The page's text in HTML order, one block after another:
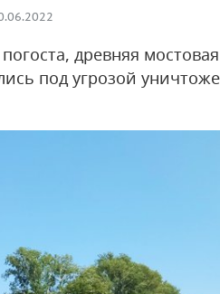
древняя
под угрозой